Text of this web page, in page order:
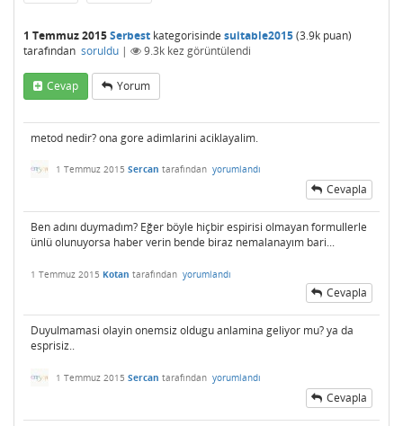
1 Temmuz 2015Serbest kategorisinde suitable2015(3.9k puan)
tarafından soruldu | 9.3k kez görüntülendi
Cevap Yorum
metod nedir? ona gore adimlarini aciklayalim.
1 Temmuz 2015 Sercan tarafından yorumlandı
Cevapla
Ben adını duymadım? Eğer böyle hiçbir espirisi olmayan formullerle
ünlü olunuyorsa haber verin bende biraz nemalanayım bari...
1 Temmuz 2015 Kotan tarafından yorumlandı
Cevapla
Duyulmamasi olayin onemsiz oldugu anlamina geliyor mu? ya da
esprisiz..
1 Temmuz 2015 Sercan tarafından yorumlandı
Cevapla